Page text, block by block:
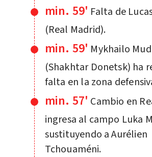
min. 59' Falta de
(Real Madrid).
min. 59' Mykhailo
(Shakhtar Donetsk) ha
falta en la zona
min. 57' Cambio en
ingresa al campo Luka
sustituyendo a Aurélien
Tchouaméni.